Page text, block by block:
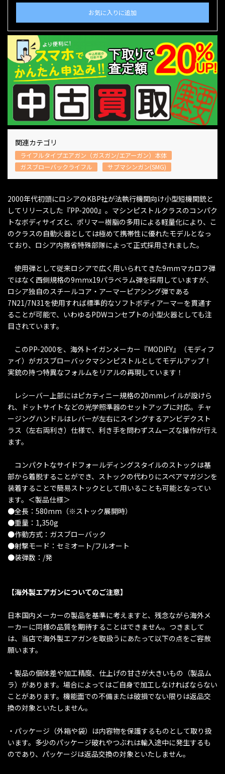
お気に入りに追加
関連カテゴリ
ライフルタイプエアガン（ガスガン/エアーガン）本体
ガスブローバックライフル
サブマシンガン(SMG)
2000年代初頭にロシアのKBP社が法執行機関向け小型短機関銃と
してリリースした『PP-2000』。マシンピストルクラスのコンパク
トなボディサイズと、ポリマー樹脂の多用による軽量化により、こ
のクラスの自動火器としては極めて携帯性に優れたモデルとなっ
ており、ロシア内務省特殊部隊によって正式採用されました。
使用弾として従来ロシアで広く用いられてきた9mmマカロフ弾
ではなく西側規格の9mmx19パラベラム弾を採用していますが、
ロシア独自のスチールコア・アーマーピアシング弾である
7N21/7N31を使用すれば標準的なソフトボディアーマーを貫通す
ることが可能で、いわゆるPDWコンセプトの小型火器としても注
目されています。
このPP-2000を、海外トイガンメーカー『MODIFY』（モディフ
ァイ）がガスブローバックマシンピストルとしてモデルアップ！
実銃の持つ特異なフォルムをリアルの再現しています！
レシーバー上部にはピカティニー規格の20mmレイルが設けら
れ、ドットサイトなどの光学照準器のセットアップに対応。チャ
ージングハンドルはレバーが左右にスイングするアンビデクスト
ラス（左右両利き）仕様で、利き手を問わずスムーズな操作が行え
ます。
コンパクトなサイドフォールディングスタイルのストックは基
部から着脱することができ、ストックの代わりにスペアマガジンを
装着することで簡易ストックとして用いることも可能となってい
ます。＜製品仕様＞
●全長：580mm（※ストック展開時）
●重量：1,350g
●作動方式：ガスブローバック
●射撃モード：セミオート/フルオート
●装弾数：/発
【海外製エアガンについてのご注意】
日本国内メーカーの製品を基準に考えますと、残念ながら海外メ
ーカーに同様の品質を期待することはできません。つきまして
は、当店で海外製エアガンを取扱うにあたって以下の点をご容赦
願います。
・製品の個体差や加工精度、仕上げの甘さが大きいもの（製品ム
ラ）があります。場合によってはご自身で加工しなければならない
ことがあります。機能面での不備または破損でない限りは返品交
換の対象といたしません。
・パッケージ（外箱や袋）は内容物を保護するものとして取り扱
います。多少のパッケージ破れやつぶれは輸入途中に発生するも
のであり、パッケージは返品交換の対象といたしません。